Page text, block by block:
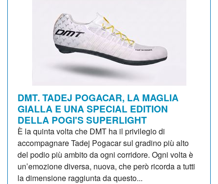
DMT. TADEJ POGACAR, LA MAGLIA
GIALLA E UNA SPECIAL EDITION
DELLA POGI'S SUPERLIGHT
È la quinta volta che DMT ha il privilegio di
accompagnare Tadej Pogacar sul gradino più alto
del podio più ambito da ogni corridore. Ogni volta è
un’emozione diversa, nuova, che però ricorda a tutti
la dimensione raggiunta da questo...